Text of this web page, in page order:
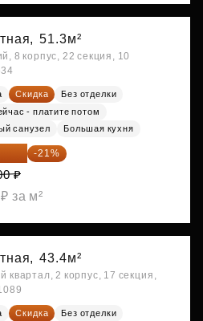
51.3м²
8 корпус, 22 секция, 10
Скидка
Без отделки
- платите потом
санузел
Большая кухня
₽ -21%
₽
за м²
43.4м²
квартал, 2 корпус, 17 секция,
Скидка
Без отделки